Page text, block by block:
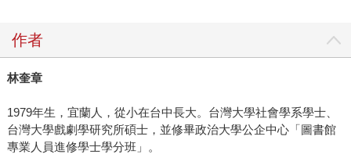
作者
林奎章
1979年生，宜蘭人，從小在台中長大。台灣大學社會學系學士、
台灣大學戲劇學研究所碩士，並修畢政治大學公企中心「圖書館
專業人員進修學士學分班」。